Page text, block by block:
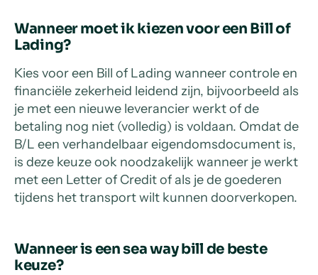
Wanneer moet ik kiezen voor een Bill of
Lading?
Kies voor een Bill of Lading wanneer controle en
financiële zekerheid leidend zijn, bijvoorbeeld als
je met een nieuwe leverancier werkt of de
betaling nog niet (volledig) is voldaan. Omdat de
B/L een verhandelbaar eigendomsdocument is,
is deze keuze ook noodzakelijk wanneer je werkt
met een Letter of Credit of als je de goederen
tijdens het transport wilt kunnen doorverkopen.
Wanneer is een sea way bill de beste
keuze?